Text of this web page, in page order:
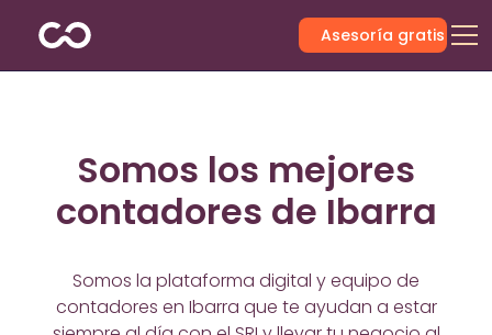
Asesoría gratis
Somos los mejores
contadores de Ibarra
Somos la plataforma digital y equipo de
contadores en Ibarra que te ayudan a estar